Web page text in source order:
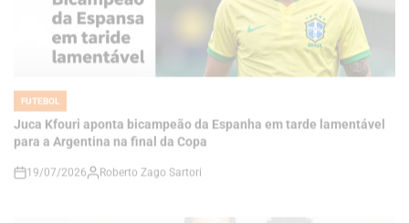
FUTEBOL
Juca Kfouri aponta bicampeão da Espanha em tarde lamentável
para a Argentina na final da Copa
on
19/07/2026